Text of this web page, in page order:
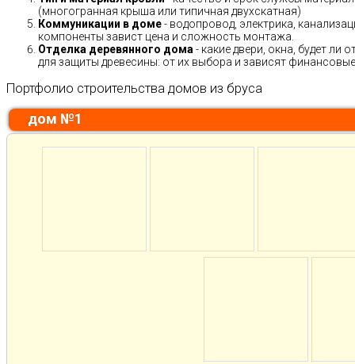
(многогранная крыша или типичная двухскатная)
Коммуникации в доме- водопровод, электрика,
компоненты завист цена и сложность монтажа.
Отделка деревянного дома - какие двери, окна, будет
для защиты древесины: от их выбора и зависят
Портфолио строительства домов из бруса
дом №1